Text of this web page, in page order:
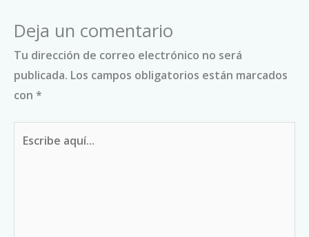
Deja un comentario
Tu dirección de correo electrónico no será
publicada. Los campos obligatorios están marcados
con *